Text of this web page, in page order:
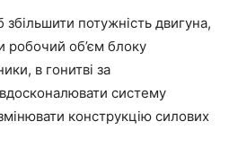
потужність двигуна,
робочий об’єм блоку
в гонитві за
систему
конструкцію силових